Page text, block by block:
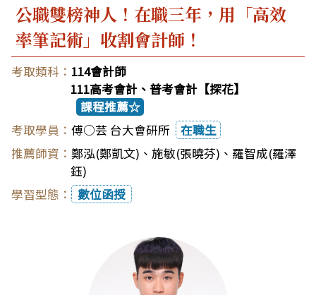
公職雙榜神人！在職三年，用「高效
率筆記術」收割會計師！
114會計師
111高考會計、普考會計【探花】
課程推薦☆
傅○芸 台大會研所
在職生
鄭泓(鄭凱文) 、 施敏(張曉芬) 、 羅智成(羅澤
鈺)
數位函授